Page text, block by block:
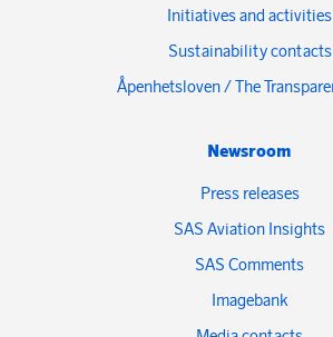
Initiatives and activities
Sustainability contacts
Åpenhetsloven / The
Newsroom
Press releases
SAS Aviation Insights
SAS Comments
Imagebank